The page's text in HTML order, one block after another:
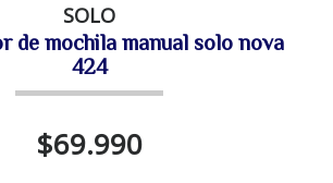
SOLO
de mochila manual solo nova
424
$69.990